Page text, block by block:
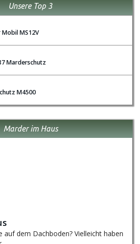
Unsere Top 3
MS12V
Marderschutz
M4500
Marder im Haus
auf dem Dachboden? Vielleicht haben